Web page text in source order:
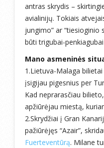
antras skrydis –
avialinijų. Tokiais
jungimo” ar “tiesioginio
būti trigubai-
Mano asmeninės
1.Lietuva-Malaga
įsigijau pigesnius per
Kad neprarasčiau
apžiūrėjau miestą,
2.Skrydžiai į Gran
pažiūrėjęs “Azair”,
Fuerteventūrą. Milane